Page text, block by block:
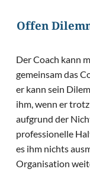
Offen
Der Coach kann
gemeinsam das
er kann sein
ihm, wenn er
aufgrund der
professionelle
es ihm nichts
Organisation